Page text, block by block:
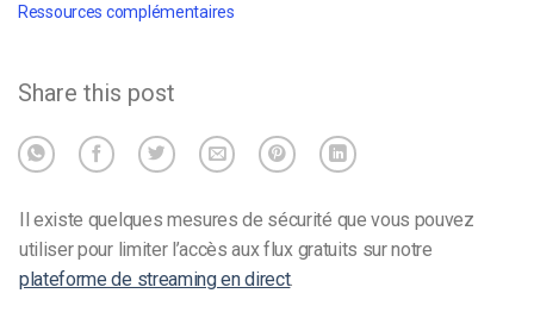
Ressources complémentaires
Share this post
Il existe quelques mesures de sécurité que vous pouvez
utiliser pour limiter l’accès aux flux gratuits sur notre
plateforme de streaming en direct.